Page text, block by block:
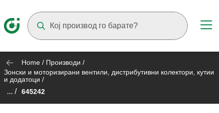
Home / Производи /
Зонски и моторизирани вентили, дистрибутивни колектори, кутии
и додатоци /
... / 645242